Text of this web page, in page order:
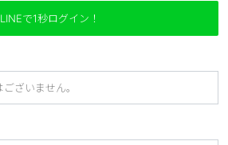
2 Weeks
3~6 Months
LINEで1秒ログイン！